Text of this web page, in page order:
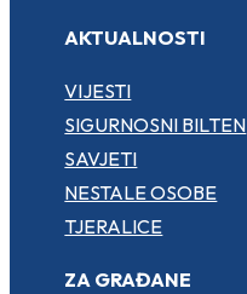
AKTUALNOSTI
VIJESTI
SIGURNOSNI BILTEN
SAVJETI
NESTALE OSOBE
TJERALICE
ZA GRAĐANE